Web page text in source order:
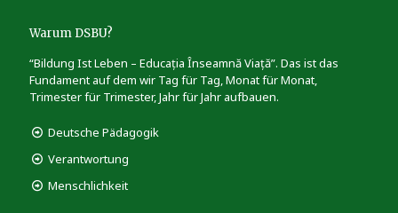
Warum DSBU?
“Bildung Ist Leben – Educația Înseamnă Viață”. Das ist das
Fundament auf dem wir Tag für Tag, Monat für Monat,
Trimester für Trimester, Jahr für Jahr aufbauen.
Deutsche Pädagogik
Verantwortung
Menschlichkeit